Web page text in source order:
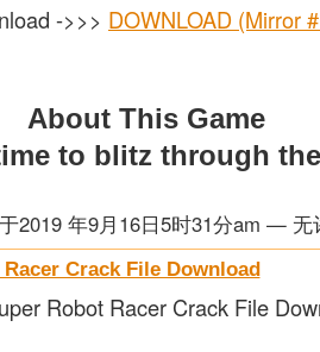
->>> DOWNLOAD (Mirror
About This Game
to blitz through
2019 年9月16日5时31分am — 无
Crack File Download
Robot Racer Crack File